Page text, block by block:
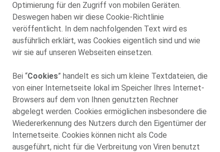
Optimierung für den Zugriff von mobilen Geräten.
Deswegen haben wir diese Cookie-Richtlinie
veröffentlicht. In dem nachfolgenden Text wird es
ausführlich erklärt, was Cookies eigentlich sind und wie
wir sie auf unseren Webseiten einsetzen.
Bei “Cookies” handelt es sich um kleine Textdateien, die
von einer Internetseite lokal im Speicher Ihres Internet-
Browsers auf dem von Ihnen genutzten Rechner
abgelegt werden. Cookies ermöglichen insbesondere die
Wiedererkennung des Nutzers durch den Eigentümer der
Internetseite. Cookies können nicht als Code
ausgeführt, nicht für die Verbreitung von Viren benutzt